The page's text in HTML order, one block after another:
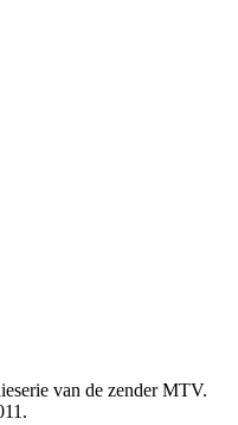
van de zender MTV.